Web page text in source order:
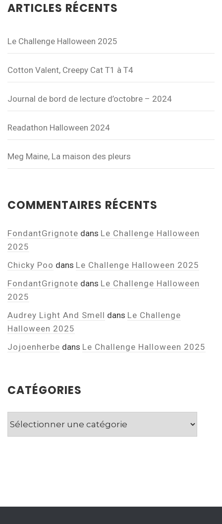
ARTICLES RÉCENTS
Le Challenge Halloween 2025
Cotton Valent, Creepy Cat T1 à T4
Journal de bord de lecture d’octobre – 2024
Readathon Halloween 2024
Meg Maine, La maison des pleurs
COMMENTAIRES RÉCENTS
FondantGrignote dans Le Challenge Halloween
2025
Chicky Poo dans Le Challenge Halloween 2025
FondantGrignote dans Le Challenge Halloween
2025
Audrey Light And Smell dans Le Challenge
Halloween 2025
Jojoenherbe dans Le Challenge Halloween 2025
CATÉGORIES
Catégories